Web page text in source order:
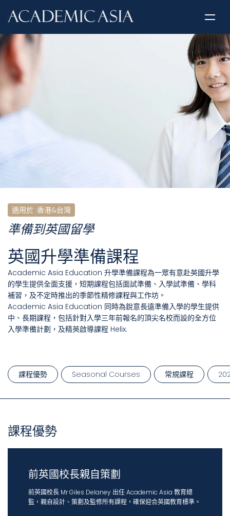
適用於 :香港&台灣
準備到英國留學
英國升學準備課程
Academic Asia Education 升學準備課程為一眾有意赴英國升學
的學生提供全面支援，短期課程包括面試準備、入學試準備、學科
補習，及不定時推出的季節性精修課程與工作坊。
Academic Asia Education 同時為銳意長遠準備入學的學生提供
中、長期課程，包括針對入學三年前報名的頂尖名校而設的全方位
入學準備計劃，及精英啟導課程 Helix.
課程優勢 Seasonal Courses 常規課程
課程優勢
前英國校長親自策劃
前英國校長 Mr Giles Delaney 出任 Academic Asia 教育總
監，親自設計、策劃及監修所有課程，確保迎合英國教育標準。